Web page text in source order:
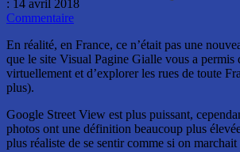
: 14 avril 2018
Commentaire
En réalité, en France, ce n’était pas une
que le site Visual Pagine Gialle vous a permis
virtuellement et d’explorer les rues de toute
plus).
Google Street View est plus puissant,
photos ont une définition beaucoup plus
plus réaliste de se sentir comme si on marchait